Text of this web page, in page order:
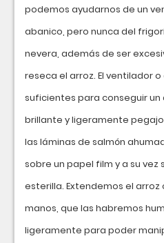
podemos ayudarnos de un
abanico, pero nunca del
nevera, además de ser
reseca el arroz. El ventilador
suficientes para conseguir
brillante y ligeramente
las láminas de salmón
sobre un papel film y a su vez
esterilla. Extendemos el arroz
manos, que las habremos
ligeramente para poder